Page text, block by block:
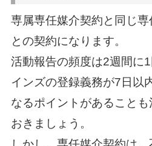
専属専任媒介契約と同じ
との契約になります。
活動報告の頻度は2週間に
インズの登録義務が7日以
なるポイントがあること
おきましょう。